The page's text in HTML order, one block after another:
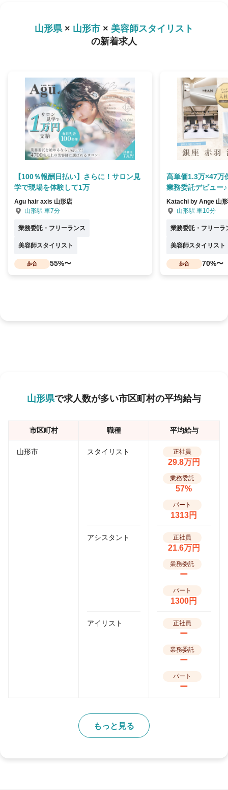
山形県× 山形市 × 美容師スタイリスト
の新着求人
【100％報酬日払い】さらに！サロン見
学で現場を体験して1万
Agu hair axis 山形店
山形駅 車7分
業務委託・フリーランス
美容師スタイリスト
歩合 55%〜
高単価1.3万×47
業務委託デビュー♪
Katachi by Ange 山
山形駅 車10分
業務委託・フリーラ
美容師スタイリスト
歩合 70%〜
山形県で求人数が多い市区町村の平均給与
市区町村 職種 平均給与
山形市 スタイリスト 正社員
29.8万円
業務委託
57%
パート
1313円
アシスタント 正社員
21.6万円
業務委託
ー
パート
1300円
アイリスト 正社員
ー
業務委託
ー
パート
ー
もっと見る